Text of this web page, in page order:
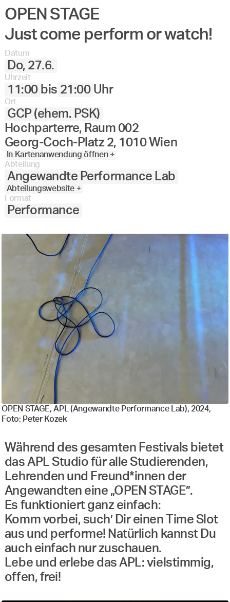
OPEN STAGE
Just come perform or watch!
Datum
Do, 27.6.
Uhrzeit
11:00 bis 21:00 Uhr
Ort
GCP (ehem. PSK)
Hochparterre, Raum 002
Georg-Coch-Platz 2, 1010 Wien
In Kartenanwendung öffnen +
Abteilung
Angewandte Performance Lab
Abteilungswebsite +
Format
Performance
OPEN STAGE, APL (Angewandte Performance Lab), 2024,
Foto: Peter Kozek
Während des gesamten Festivals bietet
das APL Studio für alle Studierenden,
Lehrenden und Freund*innen der
Angewandten eine „OPEN STAGE”.
Es funktioniert ganz einfach:
Komm vorbei, such’ Dir einen Time Slot
aus und performe! Natürlich kannst Du
auch einfach nur zuschauen.
Lebe und erlebe das APL: vielstimmig,
offen, frei!